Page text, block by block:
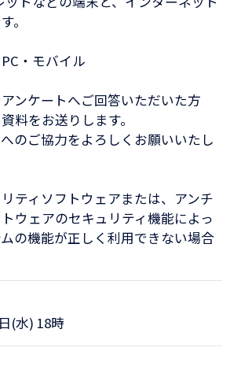
。
・モバイル
ンケートへご回答いただいた方
料をお送りします。
のご協力をよろしくお願いいたし
リティソフトウェアまたは、アンチ
ウェアのセキュリティ機能によっ
の機能が正しく利用できない場合
(水) 18時​